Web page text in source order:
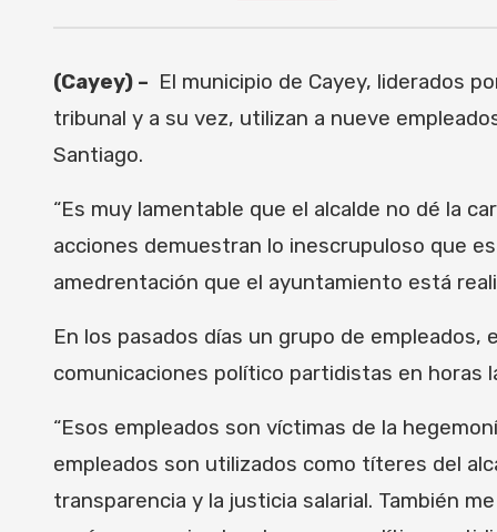
(Cayey) – El municipio de Cayey, liderados
tribunal y a su vez, utilizan a nueve
Santiago.
“Es muy lamentable que el alcalde no dé la
acciones demuestran lo inescrupuloso que
amedrentación que el ayuntamiento está
En los pasados días un grupo de
comunicaciones político partidistas en horas
“Esos empleados son víctimas de la
empleados son utilizados como títeres del
transparencia y la justicia salarial. También